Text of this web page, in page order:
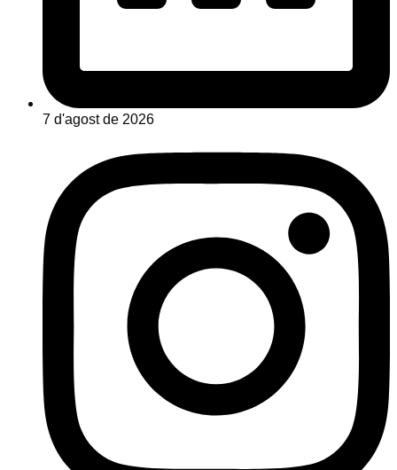
7 d'agost de 2026